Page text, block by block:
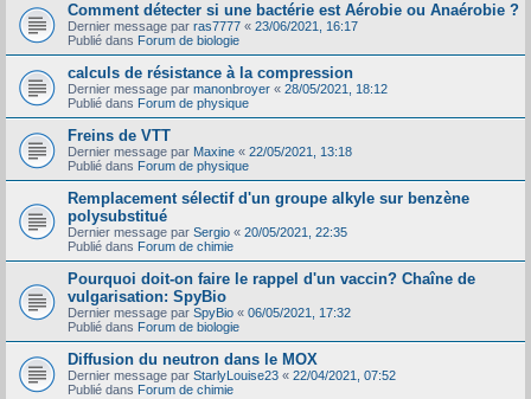
Comment détecter si une bactérie est Aérobie ou Anaérobie ?
Dernier message par ras7777 « 23/06/2021, 16:17
Publié dans Forum de biologie
calculs de résistance à la compression
Dernier message par manonbroyer « 28/05/2021, 18:12
Publié dans Forum de physique
Freins de VTT
Dernier message par Maxine « 22/05/2021, 13:18
Publié dans Forum de physique
Remplacement sélectif d'un groupe alkyle sur benzène
polysubstitué
Dernier message par Sergio « 20/05/2021, 22:35
Publié dans Forum de chimie
Pourquoi doit-on faire le rappel d'un vaccin? Chaîne de
vulgarisation: SpyBio
Dernier message par SpyBio « 06/05/2021, 17:32
Publié dans Forum de biologie
Diffusion du neutron dans le MOX
Dernier message par StarlyLouise23 « 22/04/2021, 07:52
Publié dans Forum de chimie